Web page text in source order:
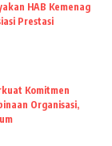
HAB Kemenag
Prestasi
Komitmen
Organisasi,